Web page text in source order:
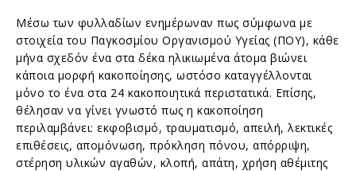
Μέσω των φυλλαδίων ενημέρωναν πως σύμφωνα με
στοιχεία του Παγκοσμίου Οργανισμού Υγείας (ΠΟΥ), κάθε
μήνα σχεδόν ένα στα δέκα ηλικιωμένα άτομα βιώνει
κάποια μορφή κακοποίησης, ωστόσο καταγγέλλονται
μόνο το ένα στα 24 κακοποιητικά περιστατικά. Επίσης,
θέλησαν να γίνει γνωστό πως η κακοποίηση
περιλαμβάνει: εκφοβισμό, τραυματισμό, απειλή, λεκτικές
επιθέσεις, απομόνωση, πρόκληση πόνου, απόρριψη,
στέρηση υλικών αγαθών, κλοπή, απάτη, χρήση αθέμιτης